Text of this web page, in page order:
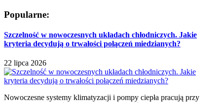
Popularne:
Szczelność w nowoczesnych układach chłodniczych. Jakie
kryteria decydują o trwałości połączeń miedzianych?
22 lipca 2026
Nowoczesne systemy klimatyzacji i pompy ciepła pracują przy